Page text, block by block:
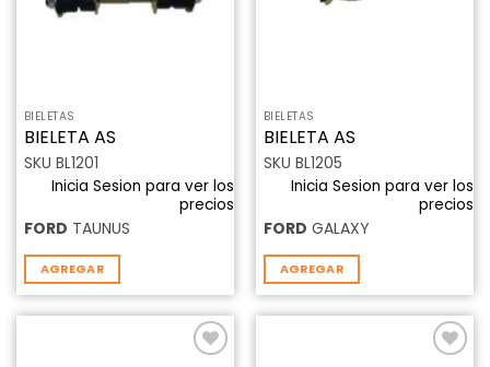
BIELETAS
BIELETA AS
SKU BL1201
Inicia Sesion para ver los
precios
FORD TAUNUS
AGREGAR
BIELETAS
BIELETA AS
SKU BL1205
Inicia Sesion para ver los
precios
FORD GALAXY
AGREGAR